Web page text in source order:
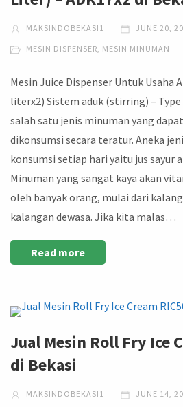
MAKSINDOBEKASI1 JUNE 20,
MESIN DISPENSER, MESIN MINUMAN
Mesin Juice Dispenser Untuk Usaha
literx2) Sistem aduk (stirring) – Type
salah satu jenis minuman yang
dikonsumsi secara teratur. Aneka
konsumsi setiap hari yaitu jus sayur
Minuman yang sangat kaya akan
oleh banyak orang, mulai dari
kalangan dewasa. Jika kita malas…
Read more
Jual Mesin Roll Fry Ice
di Bekasi
MAKSINDOBEKASI1 JUNE 14,